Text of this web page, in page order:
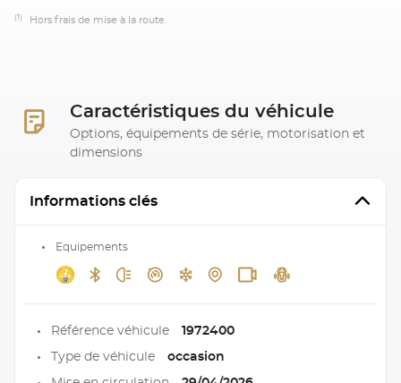
(1) Hors frais de mise à la route.
Caractéristiques du véhicule
Options, équipements de série, motorisation et
dimensions
Informations clés
Equipements
Référence véhicule 1972400
Type de véhicule occasion